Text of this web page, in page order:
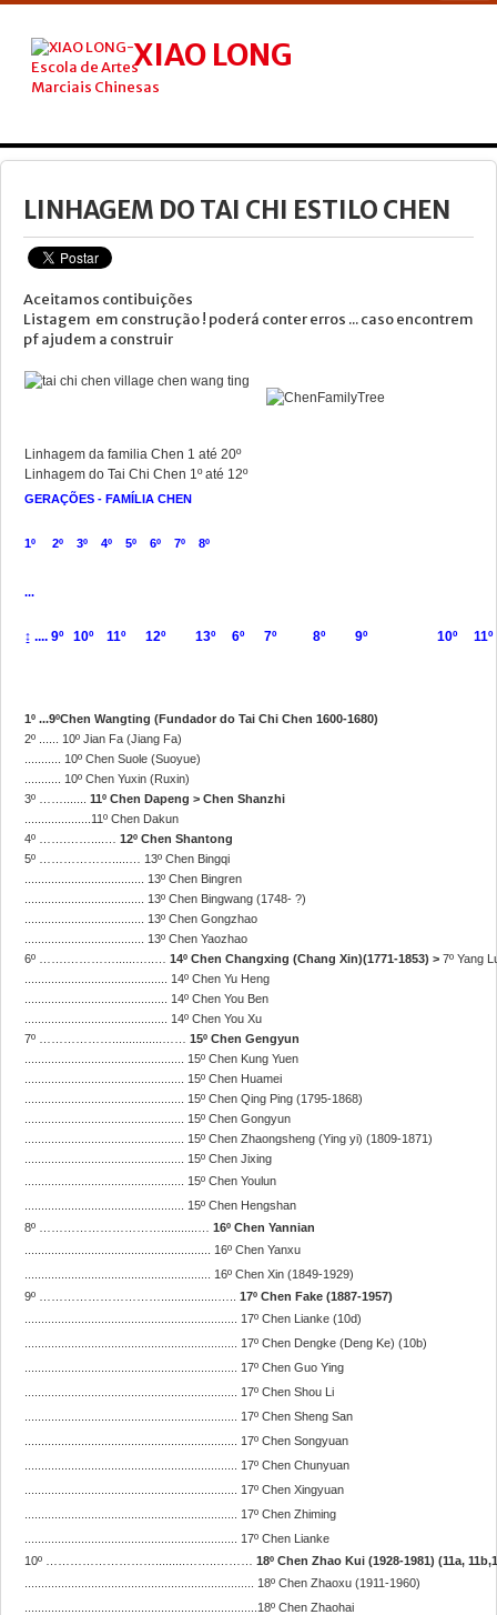
XIAO LONG
ESCOLA DE ARTES MARCIAIS CHINESAS
INICIO
NÓS
TAI CHI
QIGONG
TERAPIAS
AULAS
CURSOS
LINHAGEM DO TAI CHI ESTILO CHEN
Aceitamos contibuições
Listagem em construção ! poderá conter erros ... caso encontrem
pf ajudem a construir
Linhagem da familia Chen 1 até 20º
Linhagem do Tai Chi Chen 1º até 12º
GERAÇÕES - FAMÍLIA CHEN
1º 2º 3º 4º 5º 6º 7º 8º
...
↨ .... 9º 10º 11º 12º 13º 6º 7º 8º 9º 10º 11º
1º ...9ºChen Wangting (Fundador do Tai Chi Chen 1600-1680)
2º ...... 10º Jian Fa (Jiang Fa)
........... 10º Chen Suole (Suoyue)
........... 10º Chen Yuxin (Ruxin)
3º ……....... 11º Chen Dapeng > Chen Shanzhi
....................11º Chen Dakun
4º …….……....… 12º Chen Shantong
5º ……………….....… 13º Chen Bingqi
.................................... 13º Chen Bingren
.................................... 13º Chen Bingwang (1748- ?)
.................................... 13º Chen Gongzhao
.................................... 13º Chen Yaozhao
6º …….…………......…..… 14º Chen Changxing (Chang Xin)(1771-1853) > 7º Yang
........................................... 14º Chen Yu Heng
........................................... 14º Chen You Ben
........................................... 14º Chen You Xu
7º ………………...............……
15º Chen Gengyun
................................................ 15º Chen Kung Yuen
................................................ 15º Chen Huamei
................................................ 15º Chen Qing Ping (1795-1868)
................................................ 15º Chen Gongyun
................................................ 15º Chen Zhaongsheng (Ying yi) (1809-1871)
................................................ 15º Chen Jixing
15º Chen Youlun
15º Chen Hengshan
8º …………………………...........…
16º Chen Yannian
16º Chen Yanxu
16º Chen Xin (1849-1929)
9º ………………………….................….. 17º Chen Fake (1887-1957)
17º Chen Lianke (10d)
17º Chen Dengke (Deng Ke) (10b)
17º Chen Guo Ying
17º Chen Shou Li
17º Chen Sheng San
17º Chen Songyuan
17º Chen Chunyuan
17º Chen Xingyuan
17º Chen Zhiming
17º Chen Lianke
10º ……………………….........……..………
18º Chen Zhao Kui (1928-1981) (11a,
18º Chen Zhaoxu (1911-1960)
18º Chen Zhaohai